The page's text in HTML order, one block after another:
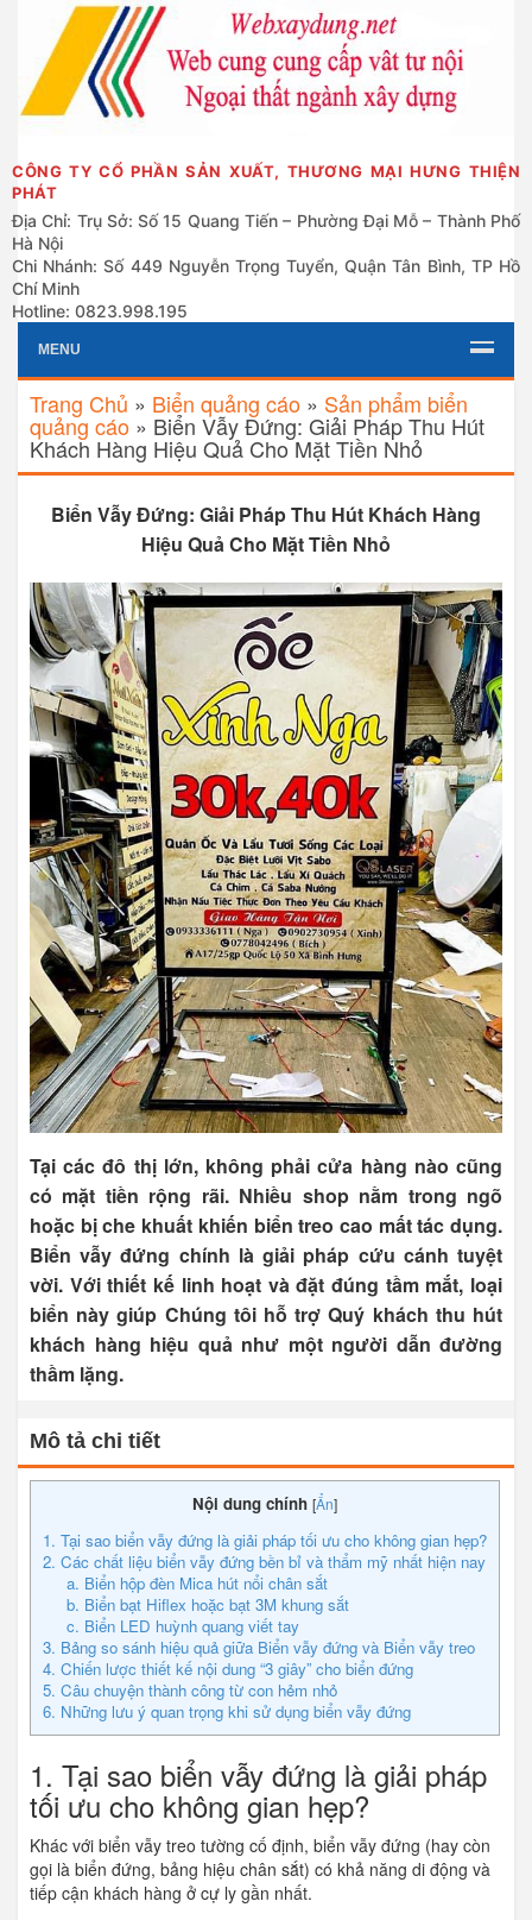
CÔNG TY CỔ PHẦN SẢN XUẤT, THƯƠNG MẠI HƯNG THIỆN
PHÁT
Địa Chỉ: Trụ Sở: Số 15 Quang Tiến – Phường Đại Mỗ – Thành Phố
Hà Nội
Chi Nhánh: Số 449 Nguyễn Trọng Tuyển, Quận Tân Bình, TP Hồ
Chí Minh
Hotline: 0823.998.195
MENU
Trang Chủ » Biển quảng cáo » Sản phẩm biển
quảng cáo » Biển Vẫy Đứng: Giải Pháp Thu Hút
Khách Hàng Hiệu Quả Cho Mặt Tiền Nhỏ
Biển Vẫy Đứng: Giải Pháp Thu Hút Khách Hàng
Hiệu Quả Cho Mặt Tiền Nhỏ
Tại các đô thị lớn, không phải cửa hàng nào cũng
có mặt tiền rộng rãi. Nhiều shop nằm trong ngõ
hoặc bị che khuất khiến biển treo cao mất tác dụng.
Biển vẫy đứng chính là giải pháp cứu cánh tuyệt
vời. Với thiết kế linh hoạt và đặt đúng tầm mắt, loại
biển này giúp Chúng tôi hỗ trợ Quý khách thu hút
khách hàng hiệu quả như một người dẫn đường
thầm lặng.
Mô tả chi tiết
Nội dung chính [Ẩn]
1. Tại sao biển vẫy đứng là giải pháp tối ưu cho không gian hẹp?
2. Các chất liệu biển vẫy đứng bền bỉ và thẩm mỹ nhất hiện nay
a. Biển hộp đèn Mica hút nổi chân sắt
b. Biển bạt Hiflex hoặc bạt 3M khung sắt
c. Biển LED huỳnh quang viết tay
3. Bảng so sánh hiệu quả giữa Biển vẫy đứng và Biển vẫy treo
4. Chiến lược thiết kế nội dung “3 giây” cho biển đứng
5. Câu chuyện thành công từ con hẻm nhỏ
6. Những lưu ý quan trọng khi sử dụng biển vẫy đứng
1. Tại sao biển vẫy đứng là giải pháp
tối ưu cho không gian hẹp?
Khác với biển vẫy treo tường cố định, biển vẫy đứng (hay còn
gọi là biển đứng, bảng hiệu chân sắt) có khả năng di động và
tiếp cận khách hàng ở cự ly gần nhất.